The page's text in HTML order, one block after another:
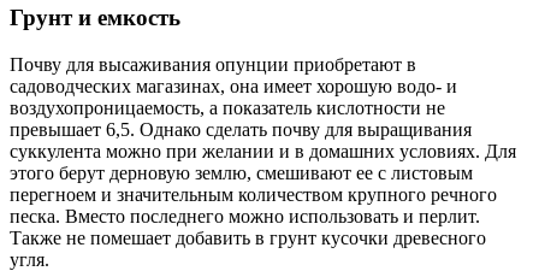
Грунт и емкость
Почву для высаживания опунции приобретают в
садоводческих магазинах, она имеет хорошую водо- и
воздухопроницаемость, а показатель кислотности не
превышает 6,5. Однако сделать почву для выращивания
суккулента можно при желании и в домашних условиях. Для
этого берут дерновую землю, смешивают ее с листовым
перегноем и значительным количеством крупного речного
песка. Вместо последнего можно использовать и перлит.
Также не помешает добавить в грунт кусочки древесного
угля.